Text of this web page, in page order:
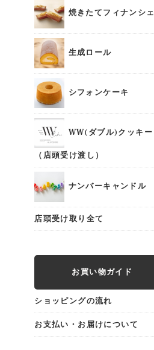
焼きたてフィナンシェ
生成ロール
シフォンケーキ
WW(ダブル)クッキー
（店頭受け渡し）
ナンバーキャンドル
店頭受け取り全て
お買い物ガイド
ショッピングの流れ
お支払い・お届けについて